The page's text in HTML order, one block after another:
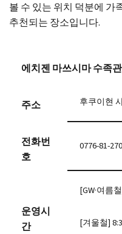
볼 수 있는 위치 덕분에 가
추천되는 장소입니다.
에치젠 마쓰시마 수족
주소 후쿠이현
전화번
호
0776-81-
운영시
간
[GW·여름
[겨울철]